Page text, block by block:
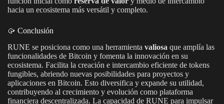
hacia un ecosistema más versátil y completo.
🥠 Conclusión
RUNE se posiciona como una herramienta valiosa que amplía las
funcionalidades de Bitcoin y fomenta la innovación en su
ecosistema. Facilita la creación e intercambio eficiente de tokens
fungibles, abriendo nuevas posibilidades para proyectos y
aplicaciones en Bitcoin. Esto diversifica y expande su utilidad,
contribuyendo al crecimiento y evolución como plataforma
financiera descentralizada. La capacidad de RUNE para impulsar